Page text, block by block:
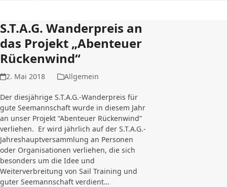
S.T.A.G. Wanderpreis an
das Projekt „Abenteuer
Rückenwind“
2. Mai 2018 Allgemein
Der diesjährige S.T.A.G.-Wanderpreis für
gute Seemannschaft wurde in diesem Jahr
an unser Projekt “Abenteuer Rückenwind”
verliehen. Er wird jährlich auf der S.T.A.G.-
Jahreshauptversammlung an Personen
oder Organisationen verliehen, die sich
besonders um die Idee und
Weiterverbreitung von Sail Training und
guter Seemannschaft verdient…